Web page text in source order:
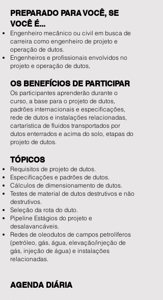
PREPARADO PARA VOCÊ, SE
VOCÊ É...
Engenheiro mecânico ou civil em busca de
carreira como engenheiro de projeto e
operação de dutos.
Engenheiros e profissionais envolvidos no
projeto e operação de dutos,
OS BENEFÍCIOS DE PARTICIPAR
Os participantes aprenderão durante o
curso, a base para o projeto de dutos,
padrões internacionais e especificações,
rede de dutos e instalações relacionadas,
cartarística de fluidos transportados por
dutos enterrados e acima do solo, etapas do
projeto de dutos.
TÓPICOS
Requisitos de projeto de dutos.
Especificações e padrões de dutos.
Cálculos de dimensionamento de dutos.
Testes de material de dutos destrutivos e não
destrutivos.
Seleção da rota do duto.
Pipeline Estágios do projeto e
desalavancáveis.
Redes de oleodutos de campos petrolíferos
(petróleo, gás, água, elevação/injeção de
gás, injeção de água) e instalações
relacionadas.
AGENDA DIÁRIA